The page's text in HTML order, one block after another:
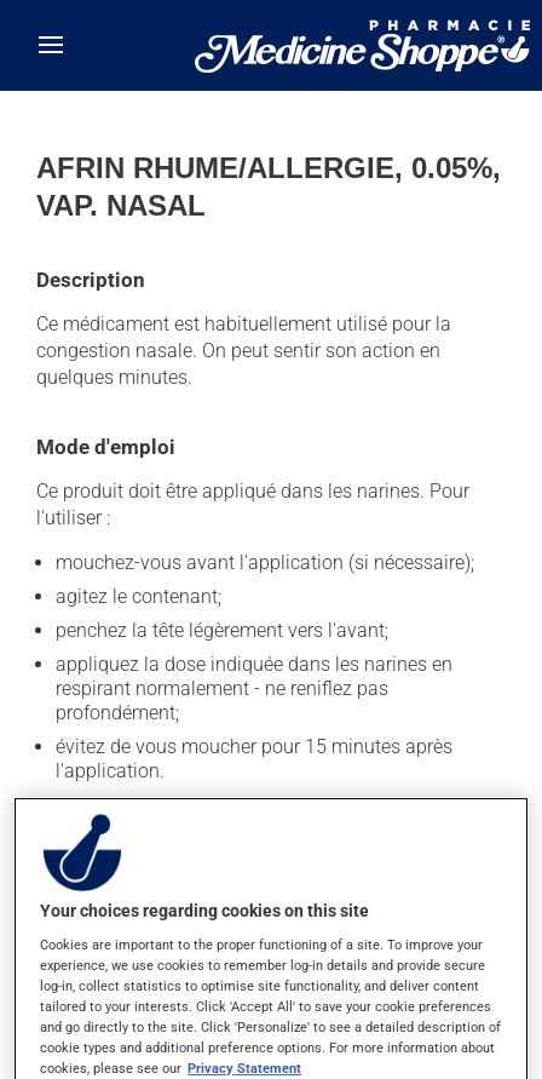
AFRIN RHUME/ALLERGIE, 0.05%,
VAP. NASAL
Description
Ce médicament est habituellement utilisé pour la
congestion nasale. On peut sentir son action en
quelques minutes.
Mode d'emploi
Ce produit doit être appliqué dans les narines. Pour
l'utiliser :
mouchez-vous avant l'application (si nécessaire);
agitez le contenant;
penchez la tête légèrement vers l'avant;
appliquez la dose indiquée dans les narines en
respirant normalement - ne reniflez pas
profondément;
évitez de vous moucher pour 15 minutes après
l'application.
Après l'application, essuyez l'embout du vaporisateur à
l'aide d'un papier-mouchoir ou d'un linge doux.
Il est possible de développer une dépendance à ce
médicament. Ne l'utilisez pas pour plus de 5 jours
consécutifs.
En règle générale, on utilise ce produit deux fois par
jour. Il est possible que votre pharmacien vous ait
indiqué un horaire différent qui est plus approprié pour
vous. Habituellement, on ne l'utilise qu'au besoin.
Your choices regarding cookies on this site
Cookies are important to the proper functioning of a site. To improve your
experience, we use cookies to remember log-in details and provide secure
log-in, collect statistics to optimise site functionality, and deliver content
tailored to your interests. Click 'Accept All' to save your cookie preferences
and go directly to the site. Click 'Personalize' to see a detailed description of
cookie types and additional preference options. For more information about
cookies, please see our Privacy Statement